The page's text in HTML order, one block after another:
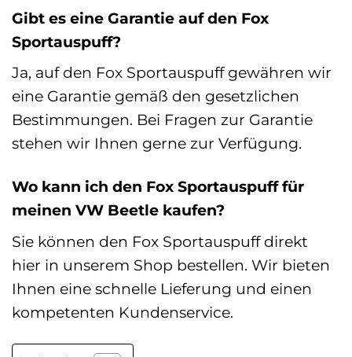
Gibt es eine Garantie auf den Fox
Sportauspuff?
Ja, auf den Fox Sportauspuff gewähren wir
eine Garantie gemäß den gesetzlichen
Bestimmungen. Bei Fragen zur Garantie
stehen wir Ihnen gerne zur Verfügung.
Wo kann ich den Fox Sportauspuff für
meinen VW Beetle kaufen?
Sie können den Fox Sportauspuff direkt
hier in unserem Shop bestellen. Wir bieten
Ihnen eine schnelle Lieferung und einen
kompetenten Kundenservice.